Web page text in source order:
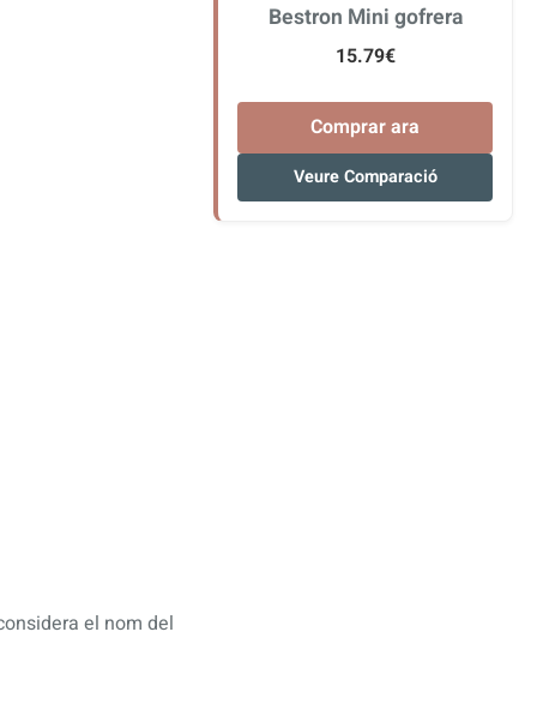
el nom del
Bestron Mini gofrera
15.79€
Comprar ara
Veure Comparació